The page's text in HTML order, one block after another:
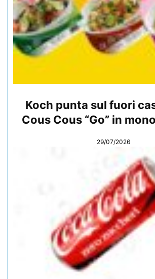
Koch punta sul fuori
Cous Cous “Go” in
29/07/2026